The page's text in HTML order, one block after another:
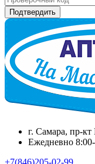
г. Самара, пр-
Ежедневно
+7(846)205-02-99